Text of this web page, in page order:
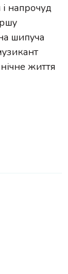
напрочуд
шипуча
життя